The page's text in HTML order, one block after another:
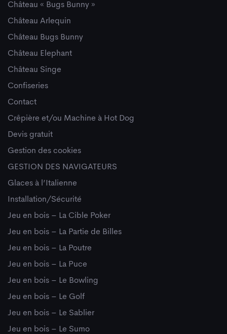
Château « Bugs Bunny »
Château Arlequin
Château Bugs Bunny
Château Elephant
Château Singe
Confiseries
Contact
Crêpière et/ou Machine à Hot Dog
Devis gratuit
Gestion des cookies
GESTION DES NAVIGATEURS
Glaces à l’Italienne
Installation/Sécurité
Jeu en bois – La Cible Poker
Jeu en bois – La Partie de Billes
Jeu en bois – La Poutre
Jeu en bois – La Puce
Jeu en bois – Le Bowling
Jeu en bois – Le Golf
Jeu en bois – Le Sablier
Jeu en bois – Le Sumo